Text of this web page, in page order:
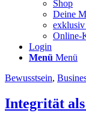
Shop
Deine
exklusiv
Online-
Login
Menü Menü
Bewusstsein,
Integrität